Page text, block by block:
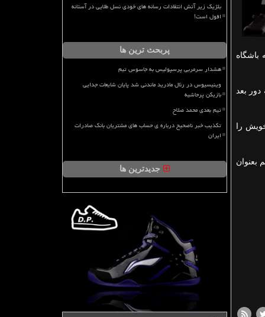
باشگاه
به دور بعد
این فوق ستاره خویش را
بعنوان
بلژیک زیر آتش انتقادات رسانه های خودی نسل طلایی در آستانه
افول است!
پربحث ترین ها
هشدار سرمربی پرسپولیس به جاسوس تیم
وینیسیوس در رئال مادرید ماندنی شد پایان شایعات جدایی
بازیکن پرحاشیه
تیم بعدی محمد صلاح
تکذیب خبر ناصحیح درباره ی حساب های مشتریان بانک صادرات
ایران
جدیدترین ها